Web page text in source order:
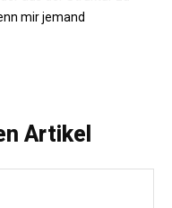
mir jemand
Artikel